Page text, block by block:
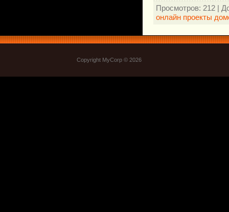
Просмотров: 212 |
онлайн проекты
Copyright MyCorp © 2026